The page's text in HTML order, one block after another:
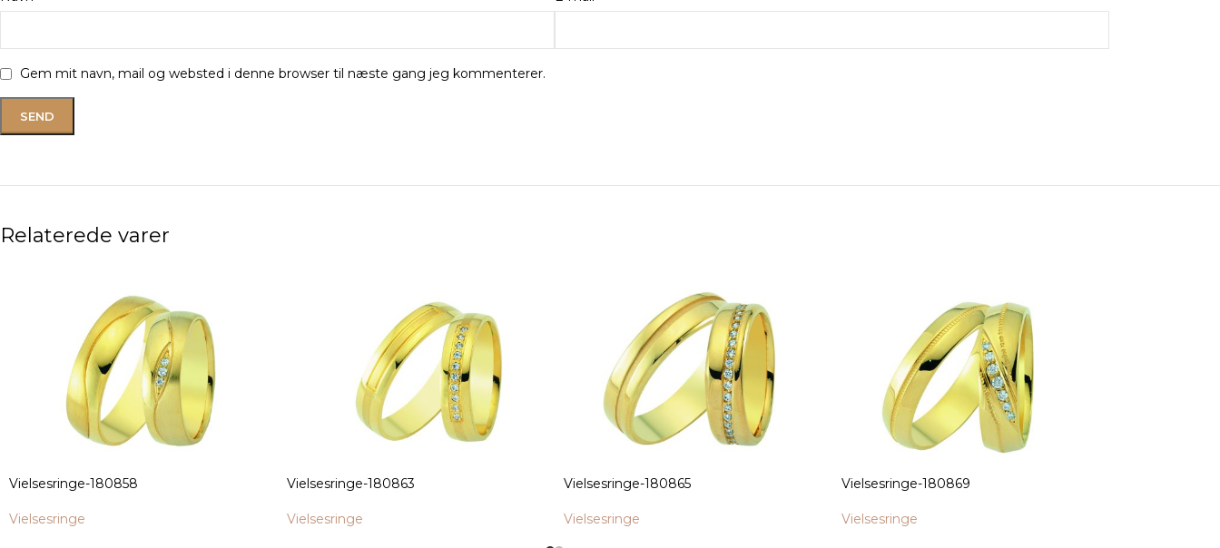
Gem mit navn, mail og websted i denne browser til næste gang jeg kommenterer.
Relaterede varer
Vielsesringe-180858
Vielsesringe
Vielsesringe-180863
Vielsesringe
Vielsesringe-180865
Vielsesringe
Vielsesringe-180869
Vielsesringe